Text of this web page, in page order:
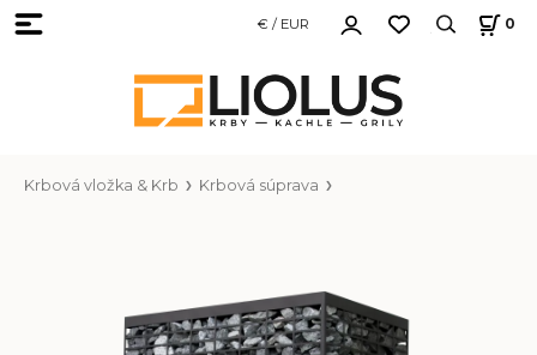
€ / EUR 0
Krbová vložka & Krb Krbová súprava